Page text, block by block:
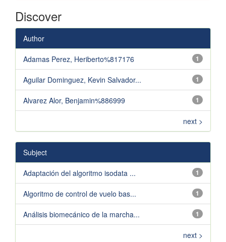
Discover
Author
1
Adamas Perez, Heriberto%817176
1
Aguilar Dominguez, Kevin Salvador...
1
Alvarez Alor, Benjamin%886999
next >
Subject
1
Adaptación del algoritmo isodata ...
1
Algoritmo de control de vuelo bas...
1
Análisis biomecánico de la marcha...
next >